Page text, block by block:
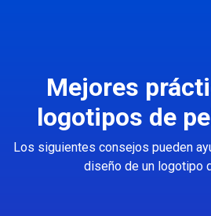
Mejores
logotipos de
Los siguientes consejos pueden
diseño de un logotipo